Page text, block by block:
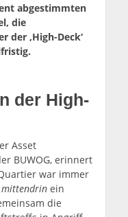
abgestimmten
die
der ‚High-Deck‘
der High-
Asset
BUWOG, erinnert
war immer
mittendrin ein
die